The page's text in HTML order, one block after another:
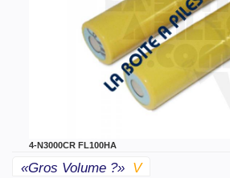
4-N3000CR FL100HA
«gros Volume ?» V